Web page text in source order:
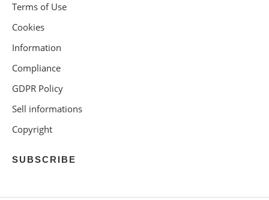
Terms of Use
Cookies
Information
Compliance
GDPR Policy
Sell informations
Copyright
SUBSCRIBE